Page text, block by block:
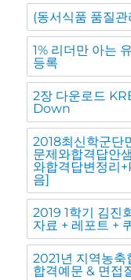
(동서식품 품질
1% 리더만 아는
등록
2장 다운로드
Down
2018최신학군단
문제와합격답안
와합격답변정리
음]
2019 1학기 김진
자료 + 레포트 +
2021년 지역농축
합격예문 & 면접